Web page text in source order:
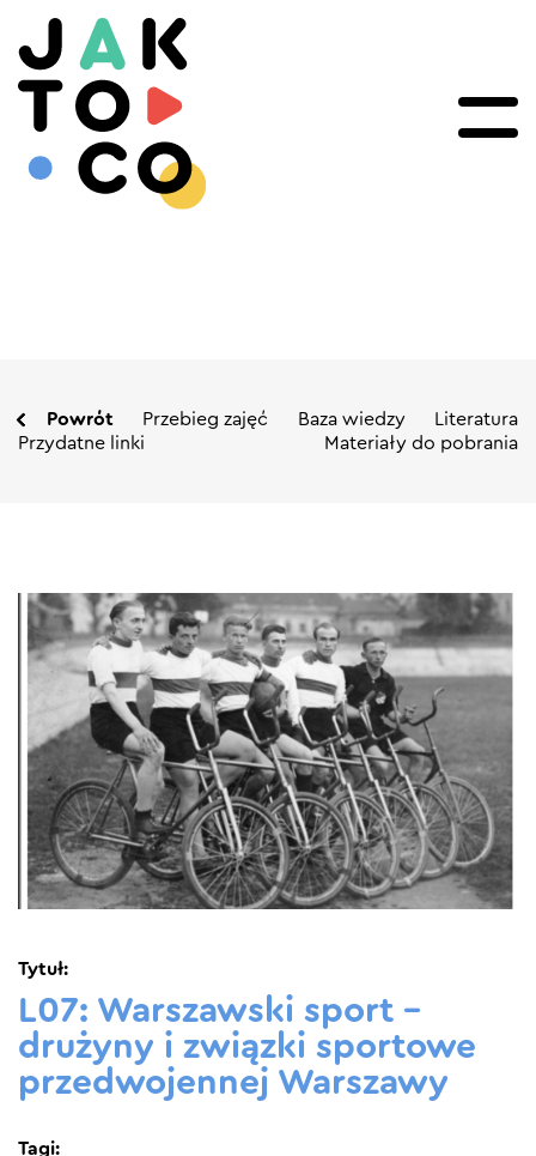
Powrót Przebieg zajęć Baza wiedzy
Literatura
Przydatne linki
Materiały do pobrania
L07: Warszawski sport –
drużyny i związki sportowe
przedwojennej Warszawy
Tytuł:
Tagi: